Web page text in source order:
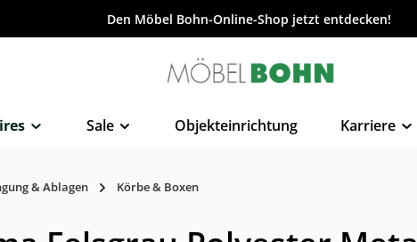
Den Möbel Bohn-Online-Shop jetzt entdecken!
Sale Objekteinrichtung Karriere
& Ablagen Körbe & Boxen